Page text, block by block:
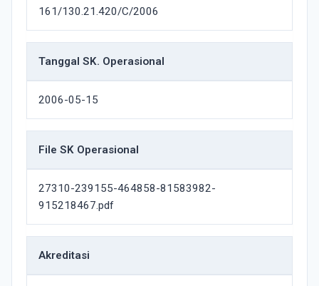
161/130.21.420/C/2006
Tanggal SK. Operasional
2006-05-15
File SK Operasional
27310-239155-464858-81583982-
915218467.pdf
Akreditasi